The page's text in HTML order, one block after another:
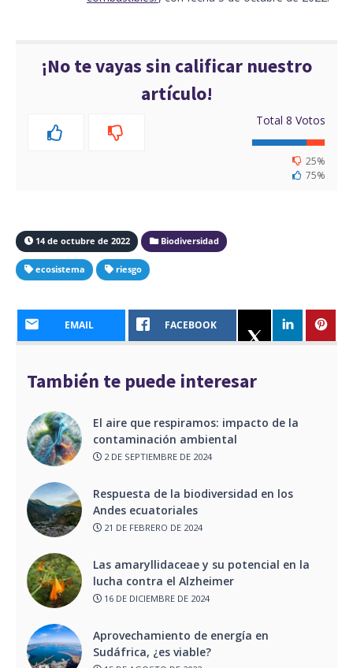
¡No te vayas sin calificar nuestro
artículo!
Total 8 Votos
25%
75%
14 de octubre de 2022 Biodiversidad
ecosistema riesgo
EMAIL FACEBOOK
También te puede interesar
El aire que respiramos: impacto de la
contaminación ambiental
2 DE SEPTIEMBRE DE 2024
Respuesta de la biodiversidad en los
Andes ecuatoriales
21 DE FEBRERO DE 2024
Las amaryllidaceae y su potencial en la
lucha contra el Alzheimer
16 DE DICIEMBRE DE 2024
Aprovechamiento de energía en
Sudáfrica, ¿es viable?